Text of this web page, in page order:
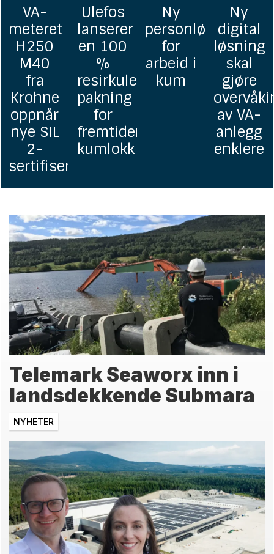
Ny
personløfter
for
arbeid i
kum
Ny
digital
løsning
skal
gjøre
overvåking
av VA-
anlegg
enklere
GF
lanserer
Uponor
homogene
grunnavløpsrør
Online
for
Telemark Seaworx inn i
landsdekkende Submara
NYHETER